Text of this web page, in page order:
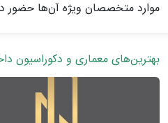
موارد متخصصان ویژه آن‌ها حضور
بهترین‌های معماری و دکوراسیون